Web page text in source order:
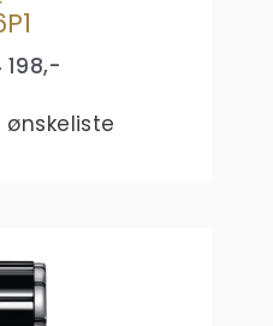
198,-
ønskeliste